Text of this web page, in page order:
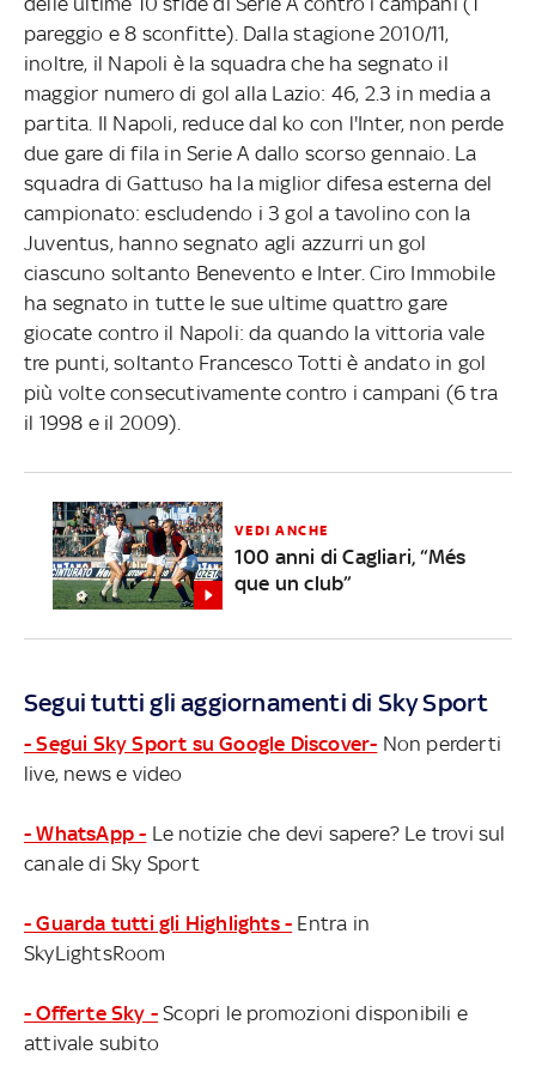
pareggio e 8 sconfitte). Dalla stagione 2010/11,
inoltre, il Napoli è la squadra che ha segnato il
maggior numero di gol alla Lazio: 46, 2.3 in media a
partita. Il Napoli, reduce dal ko con l'Inter, non perde
due gare di fila in Serie A dallo scorso gennaio. La
squadra di Gattuso ha la miglior difesa esterna del
campionato: escludendo i 3 gol a tavolino con la
Juventus, hanno segnato agli azzurri un gol
ciascuno soltanto Benevento e Inter. Ciro Immobile
ha segnato in tutte le sue ultime quattro gare
giocate contro il Napoli: da quando la vittoria vale
tre punti, soltanto Francesco Totti è andato in gol
più volte consecutivamente contro i campani (6 tra
il 1998 e il 2009).
VEDI ANCHE
100 anni di Cagliari, “Més
que un club”
Segui tutti gli aggiornamenti di Sky Sport
- Segui Sky Sport su Google Discover- Non perderti
live, news e video
- WhatsApp - Le notizie che devi sapere? Le trovi sul
canale di Sky Sport
- Guarda tutti gli Highlights - Entra in
SkyLightsRoom
- Offerte Sky - Scopri le promozioni disponibili e
attivale subito